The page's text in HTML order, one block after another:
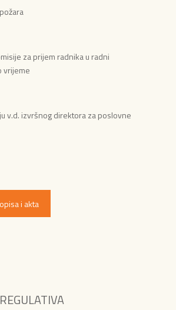
za prijem radnika u radni
vrijeme
v.d. izvršnog direktora za poslovne
i akta
REGULATIVA